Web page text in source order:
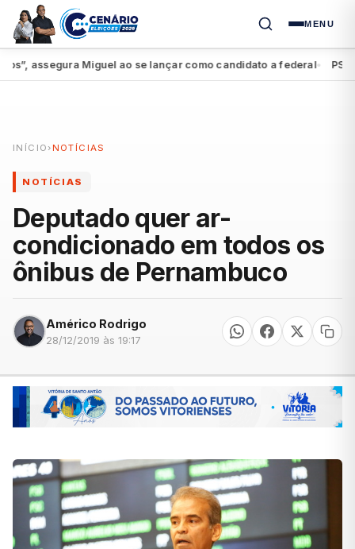
MENU
assegura Miguel ao se lançar como candidato a federal● PSDB-
INÍCIO › NOTÍCIAS
NOTÍCIAS
Deputado quer ar-
condicionado em todos os
ônibus de Pernambuco
Américo Rodrigo
28/12/2019 às 19:17